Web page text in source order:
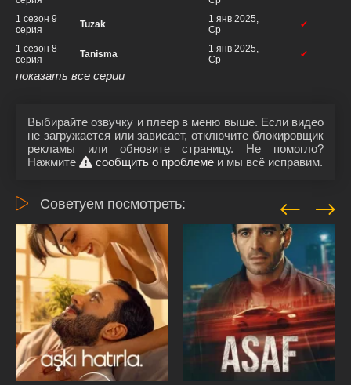
1 сезон 9
серия
Tuzak
1 янв 2025,
Ср
✔
1 сезон 8
серия
Tanisma
1 янв 2025,
Ср
✔
показать все серии
Выбирайте озвучку и плеер в меню выше. Если видео
не загружается или зависает, отключите блокировщик
рекламы или обновите страницу. Не помогло?
Нажмите
сообщить о проблеме и мы всё исправим.
Советуем посмотреть: